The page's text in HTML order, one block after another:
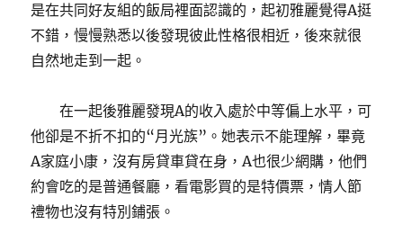
是在共同好友組的飯局裡面認識的，起初雅麗覺得A挺
不錯，慢慢熟悉以後發現彼此性格很相近，後來就很
自然地走到一起。
在一起後雅麗發現A的收入處於中等偏上水平，可
他卻是不折不扣的“月光族”。她表示不能理解，畢竟
A家庭小康，沒有房貸車貸在身，A也很少網購，他們
約會吃的是普通餐廳，看電影買的是特價票，情人節
禮物也沒有特別鋪張。